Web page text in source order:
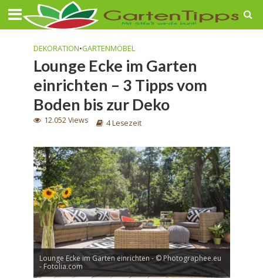
DEKORATION•GARTENMÖBEL
Lounge Ecke im Garten
einrichten – 3 Tipps vom
Boden bis zur Deko
12.052 Views 4 Lesezeit
Lounge Ecke im Garten einrichten - © Photographee.eu
- Fotolia.com